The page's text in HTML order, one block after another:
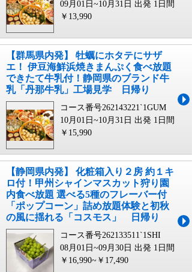
09月01日~10月31日 出発 1日間
￥13,990
【群馬県内発】 牡蠣にホタテにサザ
エ！ 伊豆海鮮浜焼きまんぷく食べ放題
できたて牛乳付！静岡県のブランド牛
乳「丹那牛乳」工場見学 日帰り
コース番号262143221`1GUM
10月01日~10月31日 出発 1日間
￥15,990
【静岡県内発】 化粧箱入り２房 約１キ
ロ付！甲州シャインマスカット狩り園
内食べ放題 選べる5種のフレーバー付
「ポップコーン」詰め放題体験と初秋
の風に揺れる「コスモス」 日帰り
コース番号262133511`1SHI
08月01日~09月30日 出発 1日間
￥16,990~￥17,490